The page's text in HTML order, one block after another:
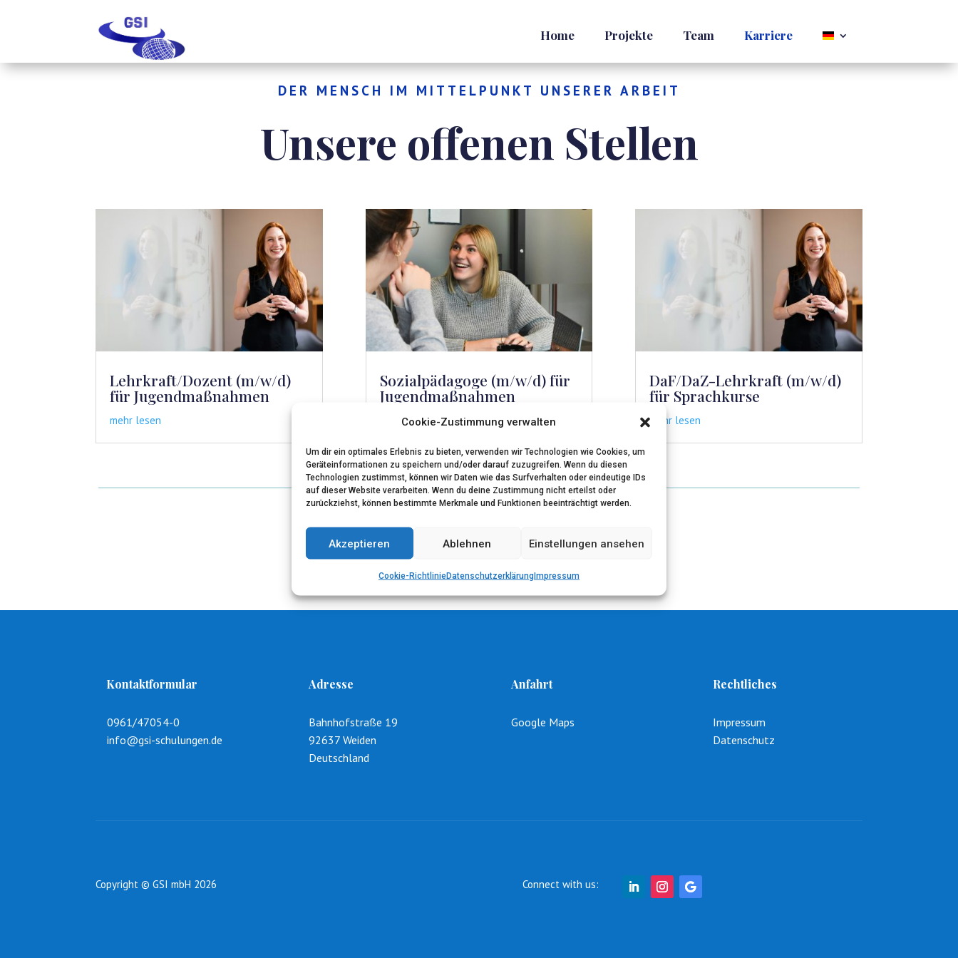
Cookie-Zustimmung verwalten
Um dir ein optimales Erlebnis zu bieten, verwenden wir Technologien wie Cookies, um
Geräteinformationen zu speichern und/oder darauf zuzugreifen. Wenn du diesen
Technologien zustimmst, können wir Daten wie das Surfverhalten oder eindeutige IDs
auf dieser Website verarbeiten. Wenn du deine Zustimmung nicht erteilst oder
zurückziehst, können bestimmte Merkmale und Funktionen beeinträchtigt werden.
Akzeptieren Ablehnen Einstellungen ansehen
Cookie-RichtlinieDatenschutzerklärungImpressum
Home Projekte Team Karriere
DER MENSCH IM MITTELPUNKT UNSERER ARBEIT
Unsere offenen Stellen
Lehrkraft/Dozent (m/w/d)
für Jugendmaßnahmen
mehr lesen
Sozialpädagoge (m/w/d) für
Jugendmaßnahmen
mehr lesen
DaF/DaZ-Lehrkraft (m/w/d)
für Sprachkurse
mehr lesen
JETZT BEWERBEN!
Kontaktformular
0961/47054-0
info@gsi-schulungen.de
Adresse
Bahnhofstraße 19
92637 Weiden
Deutschland
Anfahrt
Google Maps
Rechtliches
Impressum
Datenschutz
Copyright © GSI mbH 2026 Connect with us: